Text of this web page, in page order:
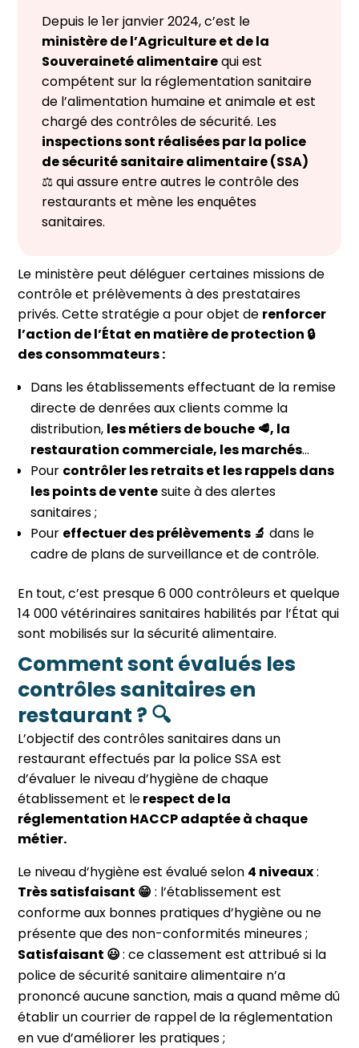
Depuis le 1erjanvier 2024, c’est le
ministère de l’Agriculture et de la
Souveraineté alimentairequi est
compétent sur la réglementation sanitaire
de l’alimentation humaine et animale et est
chargé des contrôles de sécurité. Les
inspections sont réalisées par la police
de sécurité sanitaire alimentaire (SSA)
⚖️ qui assure entre autres le contrôle des
restaurants et mène les enquêtes
sanitaires.
Le ministère peut déléguer certaines missions de
contrôle et prélèvements à des prestataires
privés. Cette stratégie a pour objet de renforcer
l’action de l’État en matière de protection 🔒
des consommateurs :
Dans les établissements effectuant de la remise
directe de denrées aux clients comme la
distribution, les métiers de bouche 🥩, la
restauration commerciale, les marchés…
Pour contrôler les retraits et les rappels dans
les points de ventesuite à des alertes
sanitaires ;
Pour effectuer des prélèvements 🔬 dans le
cadre de plans de surveillance et de contrôle.
En tout, c’est presque 6 000 contrôleurs et quelque
14 000 vétérinaires sanitaires habilités par l’État qui
sont mobilisés sur la sécurité alimentaire.
Comment sont évalués les
contrôles sanitaires en
restaurant ? 🔍
L’objectif des contrôles sanitaires dans un
restaurant effectués par la police SSA est
d’évaluer le niveau d’hygiène de chaque
établissement et lerespect de la
réglementation HACCP adaptée à chaque
métier.
Le niveau d’hygiène est évalué selon 4 niveaux:
Très satisfaisant 😁 : l’établissement est
conforme aux bonnes pratiques d’hygiène ou ne
présente que des non-conformités mineures ;
Satisfaisant 😃: ce classement est attribué si la
police de sécurité sanitaire alimentaire n’a
prononcé aucune sanction, mais a quand même dû
établir un courrier de rappel de la réglementation
en vue d’améliorer les pratiques ;